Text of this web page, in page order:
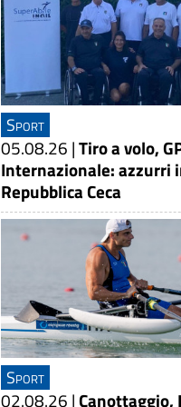
Sport
05.08.26 |Tiro a volo,
Internazionale: azzurri
Repubblica Ceca
Sport
02.08.26 |Canottaggio,